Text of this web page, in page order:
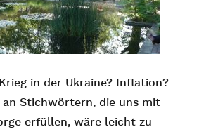
in der Ukraine? Inflation?
an Stichwörtern, die uns mit
erfüllen, wäre leicht zu